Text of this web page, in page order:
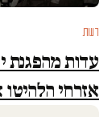
דעות
עדות מהפגנת
אזרחי הלהיטו